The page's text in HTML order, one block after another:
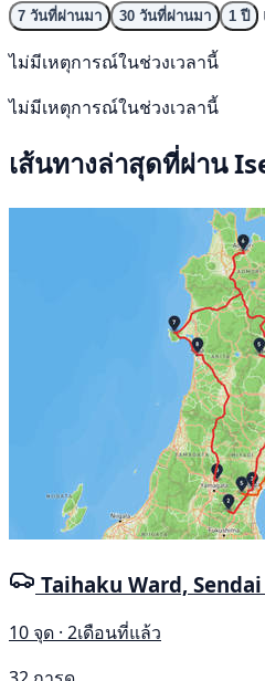
7 วันที่ผ่านมา 30 วันที่ผ่านมา 1 ปี
ไม่มีเหตุการณ์ในช่วงเวลานี้
ไม่มีเหตุการณ์ในช่วงเวลานี้
เส้นทางล่าสุดที่ผ่าน
Taihaku Ward,
10 จุด · 2เดือนที่แล้ว